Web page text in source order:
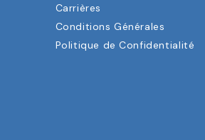
Carrières
Conditions Générales
Politique de Confidentialité